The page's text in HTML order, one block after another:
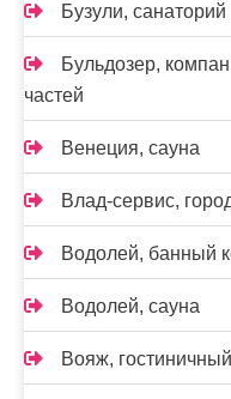
Бузули, санаторий
Бульдозер,
частей
Венеция, сауна
Влад-сервис,
Водолей, банный
Водолей, сауна
Вояж,